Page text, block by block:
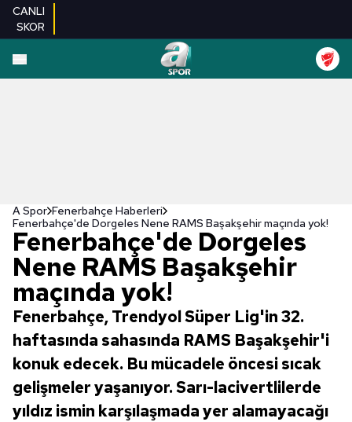
CANLI
SKOR
A Spor Fenerbahçe Haberleri
Fenerbahçe'de Dorgeles Nene RAMS Başakşehir maçında yok!
Fenerbahçe'de Dorgeles
Nene RAMS Başakşehir
maçında yok!
Fenerbahçe, Trendyol Süper Lig'in 32.
haftasında sahasında RAMS Başakşehir'i
konuk edecek. Bu mücadele öncesi sıcak
gelişmeler yaşanıyor. Sarı-lacivertlilerde
yıldız ismin karşılaşmada yer alamayacağı